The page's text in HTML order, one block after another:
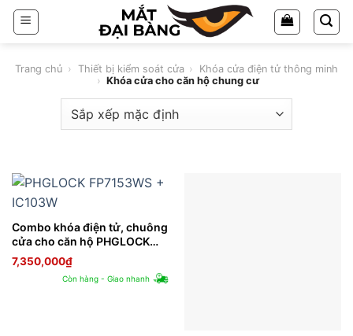
Chuyển
đến
dungTrang chủ › Thiết bị kiểm soát cửa ›
Khóa cửa điện tử thông minh
› Khóa cửa cho căn hộ chung cư
Combo khóa điện tử, chuông
cửa cho căn hộ PHGLOCK
FP7153WS + IC103W
7,350,000₫
Còn hàng - Giao nhanh